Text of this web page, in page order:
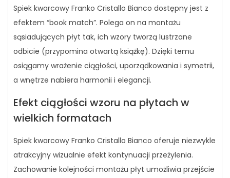
Spiek kwarcowy Franko Cristallo Bianco dostępny jest z
efektem “book match”. Polega on na montażu
sąsiadujących płyt tak, ich wzory tworzą lustrzane
odbicie (przypomina otwartą książkę). Dzięki temu
osiągamy wrażenie ciągłości, uporządkowania i symetrii,
a wnętrze nabiera harmonii i elegancji.
Efekt ciągłości wzoru na płytach w
wielkich formatach
Spiek kwarcowy Franko Cristallo Bianco oferuje niezwykle
atrakcyjny wizualnie efekt kontynuacji przeżylenia.
Zachowanie kolejności montażu płyt umożliwia przejście